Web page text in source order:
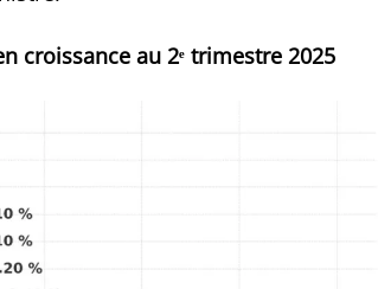
croissance au 2ᵉ trimestre 2025